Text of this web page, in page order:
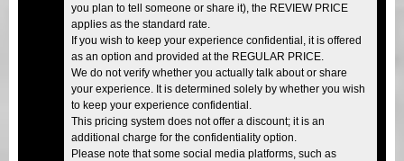
you plan to tell someone or share it), the REVIEW PRICE
applies as the standard rate.
If you wish to keep your experience confidential, it is offered
as an option and provided at the REGULAR PRICE.
We do not verify whether you actually talk about or share
your experience. It is determined solely by whether you wish
to keep your experience confidential.
This pricing system does not offer a discount; it is an
additional charge for the confidentiality option.
Please note that some social media platforms, such as